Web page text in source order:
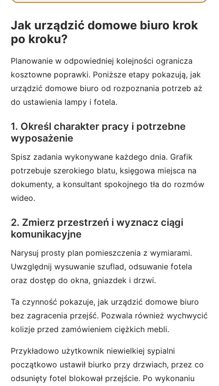
Jak urządzić domowe biuro krok
po kroku?
Planowanie w odpowiedniej kolejności ogranicza
kosztowne poprawki. Poniższe etapy pokazują, jak
urządzić domowe biuro od rozpoznania potrzeb aż
do ustawienia lampy i fotela.
1. Określ charakter pracy i potrzebne
wyposażenie
Spisz zadania wykonywane każdego dnia. Grafik
potrzebuje szerokiego blatu, księgowa miejsca na
dokumenty, a konsultant spokojnego tła do rozmów
wideo.
2. Zmierz przestrzeń i wyznacz ciągi
komunikacyjne
Narysuj prosty plan pomieszczenia z wymiarami.
Uwzględnij wysuwanie szuflad, odsuwanie fotela
oraz dostęp do okna, gniazdek i drzwi.
Ta czynność pokazuje, jak urządzić domowe biuro
bez zagracenia przejść. Pozwala również wychwycić
kolizje przed zamówieniem ciężkich mebli.
Przykładowo użytkownik niewielkiej sypialni
początkowo ustawił biurko przy drzwiach, przez co
odsunięty fotel blokował przejście. Po wykonaniu